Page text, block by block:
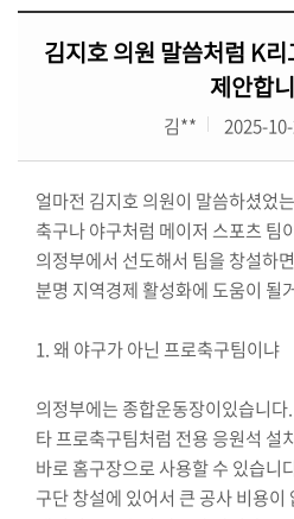
안
영
상
회
의
록
참
마
당
정
보
김지호 의원 말씀처럼 K
제안합
김** 2025-
얼마전 김지호 의원이 말씀하셨었
축구나 야구처럼 메이저 스포츠 팀
의정부에서 선도해서 팀을 창설하면
분명 지역경제 활성화에 도움이 될
1. 왜 야구가 아닌 프로축구팀이냐
의정부에는 종합운동장이있습니다.
타 프로축구팀처럼 전용 응원석 설
바로 홈구장으로 사용할 수 있습니
구단 창설에 있어서 큰 공사 비용이